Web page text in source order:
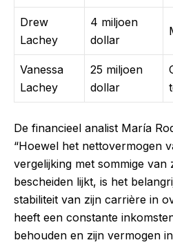
Drew
Lachey
4 miljoen
dollar
Vanessa
Lachey
25 miljoen
dollar
De financieel analist María
“Hoewel het nettovermogen
vergelijking met sommige van
bescheiden lijkt, is het
stabiliteit van zijn carrière in
heeft een constante
behouden en zijn vermogen